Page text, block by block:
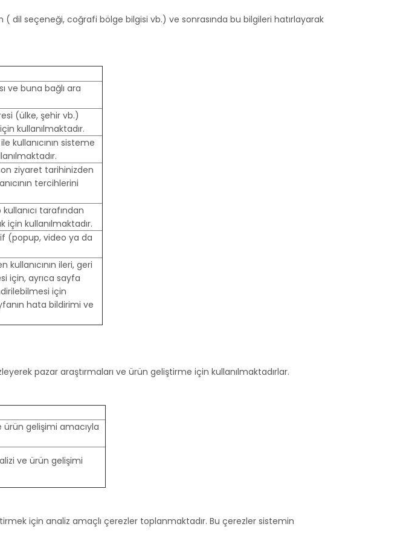
( dil seçeneği, coğrafi bölge bilgisi vb.) ve sonrasında bu bilgileri hatırlayarak
ve buna bağlı ara
(ülke, şehir vb.)
kullanılmaktadır.
kullanıcının sisteme
ziyaret tarihinizden
tercihlerini
tarafından
kullanılmaktadır.
(popup, video ya da
ileri, geri
için, ayrıca sayfa
için
hata bildirimi ve
pazar araştırmaları ve ürün geliştirme için kullanılmaktadırlar.
gelişimi amacıyla
ve ürün gelişimi
için analiz amaçlı çerezler toplanmaktadır. Bu çerezler sistemin